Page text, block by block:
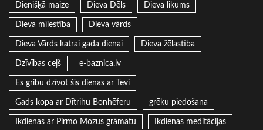
Dienišķā maize Dieva Dēls Dieva likums
Dieva mīlestība Dieva vārds
Dieva Vārds katrai gada dienai Dieva žēlastība
Dzīvības ceļš e-baznica.lv
Es gribu dzīvot šīs dienas ar Tevi
Gads kopa ar Dītrihu Bonhēferu grēku piedošana
Ikdienas ar Pirmo Mozus grāmatu Ikdienas meditācijas